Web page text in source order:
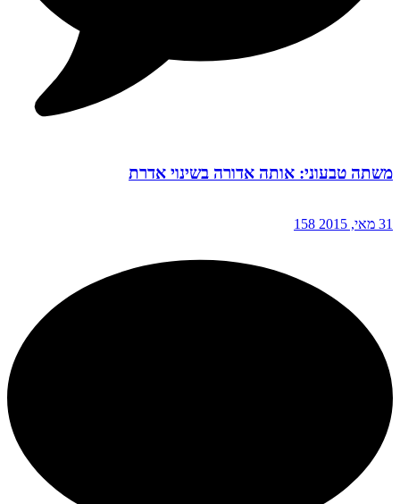
משתה טבעוני: אותה אדורה בשינוי אדרת
31 מאי, 2015 158